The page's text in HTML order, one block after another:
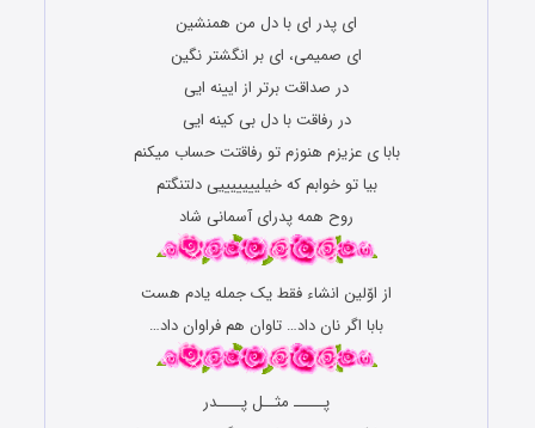
ای پدر ای با دل من همنشین
ای صمیمی، ای بر انگشتر نگین
در صداقت برتر از ایینه ایی
در رفاقت با دل بی کینه ایی
بابا ی عزیزم هنوزم تو رفاقتت حساب میکنم
بیا تو خوابم که خیلیییییییی دلتنگتم
روح همه پدرای آسمانی شاد
از اوّلین انشاء فقط یک جمله یادم هست
بابا اگر نان داد… تاوان هم فراوان داد…
پـــــ مثــل پــــدر